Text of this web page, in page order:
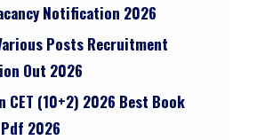
Notification 2026
Posts Recruitment
Out 2026
CET (10+2) 2026 Best Book
2026